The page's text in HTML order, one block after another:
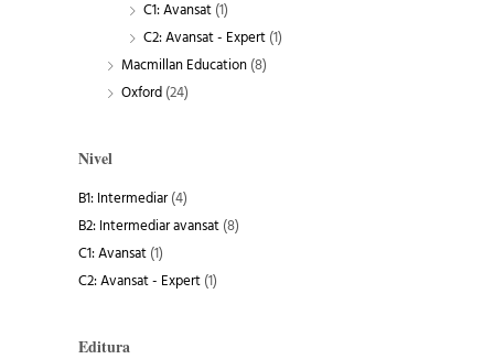
C1: Avansat (1)
C2: Avansat - Expert (1)
Macmillan Education (8)
Oxford (24)
Nivel
B1: Intermediar (4)
B2: Intermediar avansat (8)
C1: Avansat (1)
C2: Avansat - Expert (1)
Editura